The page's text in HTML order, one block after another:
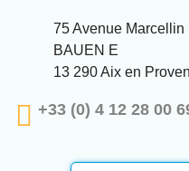
75 Avenue
BAUEN E
13 290 Aix en
+33 (0) 4 12 28 00